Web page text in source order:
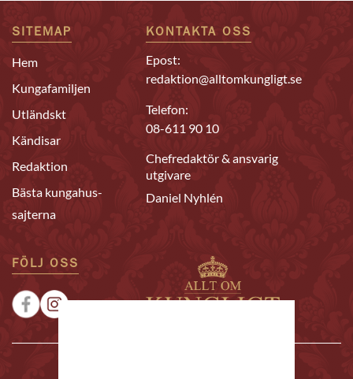
SITEMAP
Hem
Kungafamiljen
Utländskt
Kändisar
Redaktion
Bästa kungahus-
sajterna
KONTAKTA OSS
Epost:
redaktion@alltomkungligt.se
Telefon:
08-611 90 10
Chefredaktör & ansvarig
utgivare
Daniel Nyhlén
FÖLJ OSS